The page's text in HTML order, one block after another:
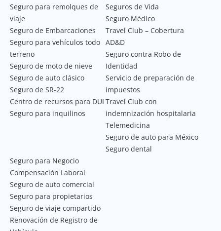
Seguro para remolques de
viaje
Seguro de Embarcaciones
Seguro para vehículos todo
terreno
Seguro de moto de nieve
Seguro de auto clásico
Seguro de SR-22
Centro de recursos para DUI
Seguro para inquilinos
Seguros de Vida
Seguro Médico
Travel Club – Cobertura
AD&D
Seguro contra Robo de
Identidad
Servicio de preparación de
impuestos
Travel Club con
indemnización hospitalaria
Telemedicina
Seguro de auto para México
Seguro dental
Seguro para Negocio
Compensación Laboral
Seguro de auto comercial
Seguro para propietarios
Seguro de viaje compartido
Renovación de Registro de